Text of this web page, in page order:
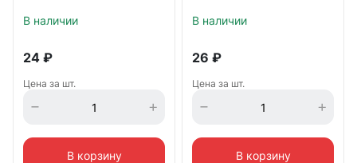
В наличии
24 ₽
Цена за шт.
В корзину
В наличии
26 ₽
Цена за шт.
В корзину